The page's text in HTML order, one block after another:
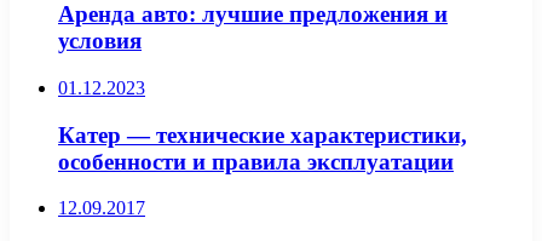
Аренда авто: лучшие предложения и
условия
01.12.2023
Катер — технические характеристики,
особенности и правила эксплуатации
12.09.2017